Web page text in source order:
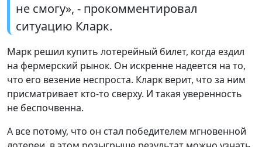
не смогу», - прокомментировал
ситуацию Кларк.
Марк решил купить лотерейный билет, когда ездил
на фермерский рынок. Он искренне надеется на то,
что его везение неспроста. Кларк верит, что за ним
присматривает кто-то сверху. И такая уверенность
не беспочвенна.
А все потому, что он стал победителем мгновенной